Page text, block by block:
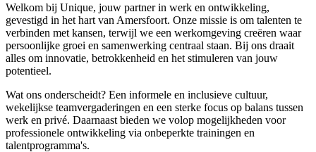
Welkom bij Unique, jouw partner in werk en ontwikkeling,
gevestigd in het hart van Amersfoort. Onze missie is om talenten te
verbinden met kansen, terwijl we een werkomgeving creëren waar
persoonlijke groei en samenwerking centraal staan. Bij ons draait
alles om innovatie, betrokkenheid en het stimuleren van jouw
potentieel.
Wat ons onderscheidt? Een informele en inclusieve cultuur,
wekelijkse teamvergaderingen en een sterke focus op balans tussen
werk en privé. Daarnaast bieden we volop mogelijkheden voor
professionele ontwikkeling via onbeperkte trainingen en
talentprogramma's.